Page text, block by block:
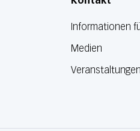
Informationen
Medien
Veranstaltungen